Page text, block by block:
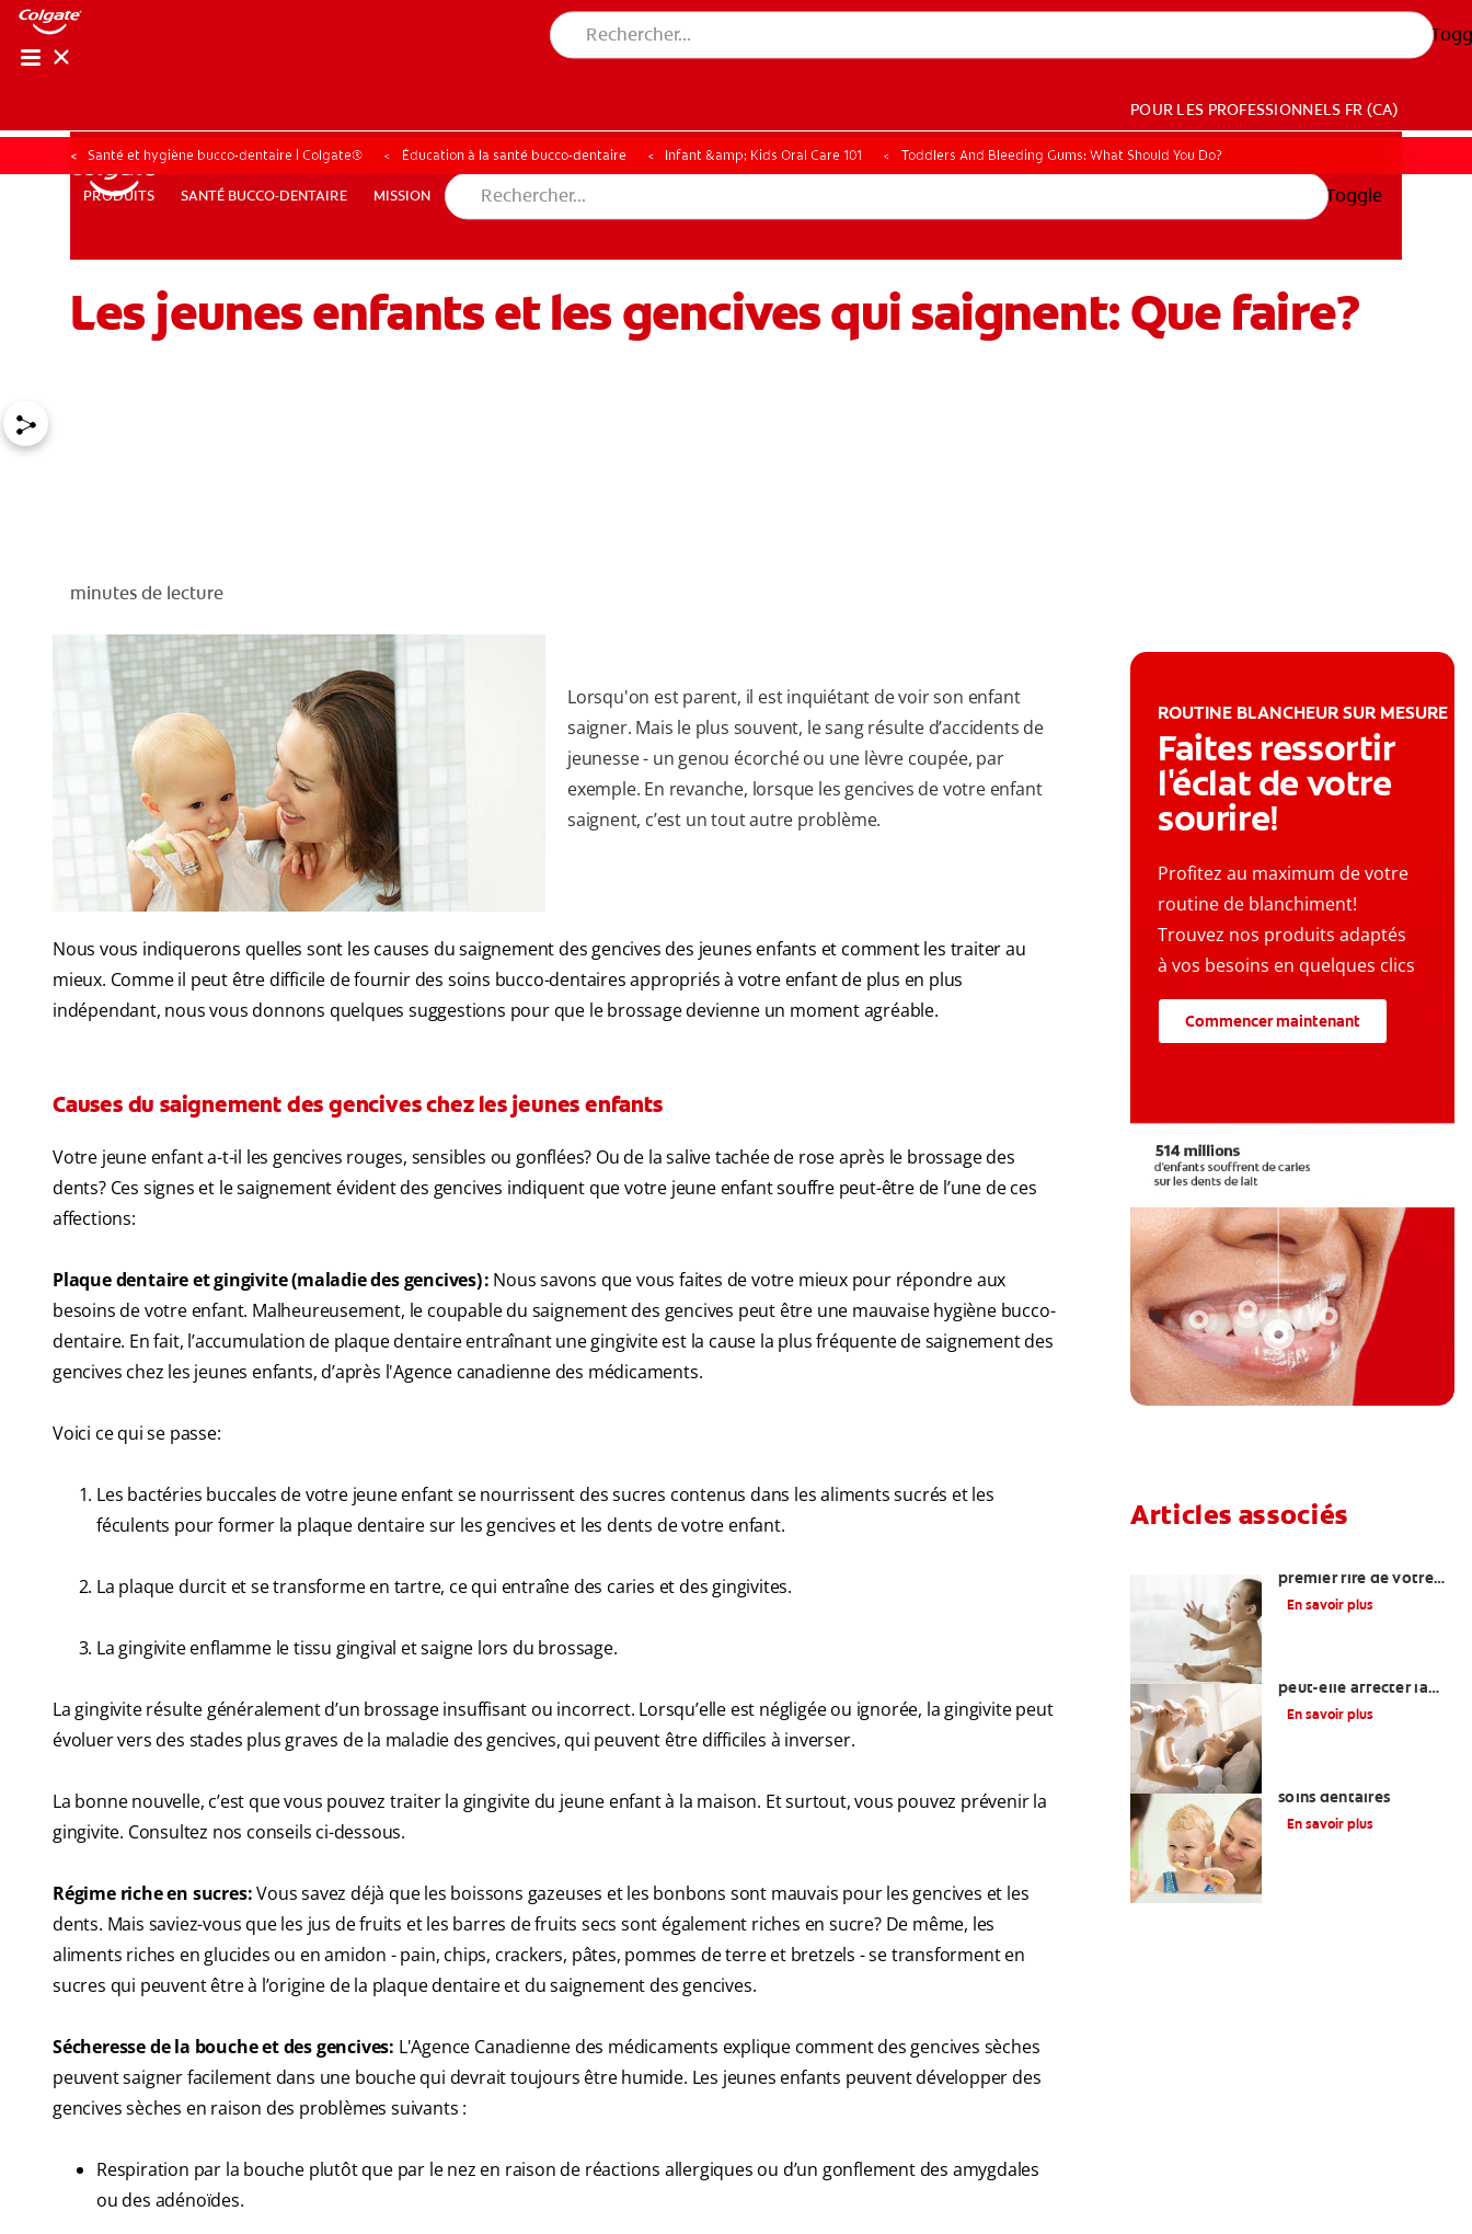
PRODUITS SANTÉ BUCCO-DENTAIRE MISSION
POUR LES PROFESSIONNELS FR (CA)
POUR LES PROFESSIONNELS FR (CA)
PRODUITS SANTÉ BUCCO-DENTAIRE MISSION
RECHERCHE DES SOLUTIONS IDÉALES
Toggle
Santé et hygiène bucco-dentaire | Colgate® Éducation à la santé bucco-dentaire Infant &amp; Kids Oral Care 101 Toddlers And Bleeding Gums: What Should You Do?
Les jeunes enfants et les gencives qui saignent: Que faire?
minutes de lecture
Lorsqu'on est parent, il est inquiétant de voir son enfant
saigner. Mais le plus souvent, le sang résulte d’accidents de
jeunesse - un genou écorché ou une lèvre coupée, par
exemple. En revanche, lorsque les gencives de votre enfant
saignent, c’est un tout autre problème.
Nous vous indiquerons quelles sont les causes du saignement des gencives des jeunes enfants et comment les traiter au
mieux. Comme il peut être difficile de fournir des soins bucco-dentaires appropriés à votre enfant de plus en plus
indépendant, nous vous donnons quelques suggestions pour que le brossage devienne un moment agréable.
Causes du saignement des gencives chez les jeunes enfants
Votre jeune enfant a-t-il les gencives rouges, sensibles ou gonflées? Ou de la salive tachée de rose après le brossage des
dents? Ces signes et le saignement évident des gencives indiquent que votre jeune enfant souffre peut-être de l’une de ces
affections:
Plaque dentaire et gingivite (maladie des gencives) : Nous savons que vous faites de votre mieux pour répondre aux
besoins de votre enfant. Malheureusement, le coupable du saignement des gencives peut être une mauvaise hygiène bucco-
dentaire. En fait, l’accumulation de plaque dentaire entraînant une gingivite est la cause la plus fréquente de saignement des
gencives chez les jeunes enfants, d’après l'Agence canadienne des médicaments.
Voici ce qui se passe:
Les bactéries buccales de votre jeune enfant se nourrissent des sucres contenus dans les aliments sucrés et les
féculents pour former la plaque dentaire sur les gencives et les dents de votre enfant.
La plaque durcit et se transforme en tartre, ce qui entraîne des caries et des gingivites.
La gingivite enflamme le tissu gingival et saigne lors du brossage.
La gingivite résulte généralement d’un brossage insuffisant ou incorrect. Lorsqu’elle est négligée ou ignorée, la gingivite peut
évoluer vers des stades plus graves de la maladie des gencives, qui peuvent être difficiles à inverser.
La bonne nouvelle, c’est que vous pouvez traiter la gingivite du jeune enfant à la maison. Et surtout, vous pouvez prévenir la
gingivite. Consultez nos conseils ci-dessous.
Régime riche en sucres:Vous savez déjà que les boissons gazeuses et les bonbons sont mauvais pour les gencives et les
dents. Mais saviez-vous que les jus de fruits et les barres de fruits secs sont également riches en sucre? De même, les
aliments riches en glucides ou en amidon - pain, chips, crackers, pâtes, pommes de terre et bretzels - se transforment en
sucres qui peuvent être à l’origine de la plaque dentaire et du saignement des gencives.
Sécheresse de la bouche et des gencives: L'Agence Canadienne des médicaments explique comment des gencives sèches
peuvent saigner facilement dans une bouche qui devrait toujours être humide. Les jeunes enfants peuvent développer des
gencives sèches en raison des problèmes suivants :
Respiration par la bouche plutôt que par le nez en raison de réactions allergiques ou d’un gonflement des amygdales
ou des adénoïdes.
ROUTINE BLANCHEUR SUR MESURE
Faites ressortir
l'éclat de votre
sourire!
Profitez au maximum de votre
routine de blanchiment!
Trouvez nos produits adaptés
à vos besoins en quelques clics
Commencer maintenant
Articles associés
premier rire de votre
bébé et d’autres
étapes importantes?
En savoir plus
peut-elle affecter la
santé bucco-dentaire
de votre bébé?
En savoir plus
soins dentaires
En savoir plus